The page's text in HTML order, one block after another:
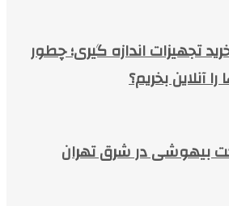
تجهیزات اندازه گیری؛ چطور
آنلاین بخریم؟
بیهوشی در شرق تهران